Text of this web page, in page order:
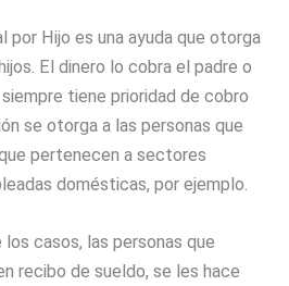
por Hijo es una ayuda que otorga
El dinero lo cobra el padre o
tiene prioridad de cobro
se otorga a las personas que
pertenecen a sectores
domésticas, por ejemplo.
casos, las personas que
recibo de sueldo, se les hace